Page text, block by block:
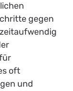
gegen
oft
und